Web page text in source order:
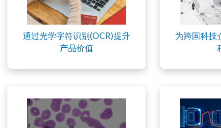
通过光学字符识别(OCR)提升
产品价值
为跨国科技